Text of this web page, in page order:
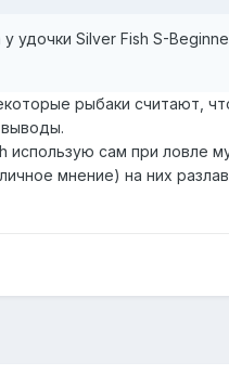
удочки Silver Fish S-
рыбаки считают,
использую сам при
мнение) на них